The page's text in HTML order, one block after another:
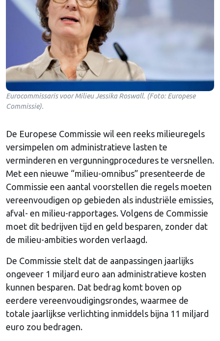
Eurocommissaris voor Milieu Jessika Roswall. (Foto: Europese
Commissie).
De Europese Commissie wil een reeks milieuregels
versimpelen om administratieve lasten te
verminderen en vergunningprocedures te versnellen.
Met een nieuwe “milieu-omnibus” presenteerde de
Commissie een aantal voorstellen die regels moeten
vereenvoudigen op gebieden als industriële emissies,
afval- en milieu-rapportages. Volgens de Commissie
moet dit bedrijven tijd en geld besparen, zonder dat
de milieu-ambities worden verlaagd.
De Commissie stelt dat de aanpassingen jaarlijks
ongeveer 1 miljard euro aan administratieve kosten
kunnen besparen. Dat bedrag komt boven op
eerdere vereenvoudigingsrondes, waarmee de
totale jaarlijkse verlichting inmiddels bijna 11 miljard
euro zou bedragen.